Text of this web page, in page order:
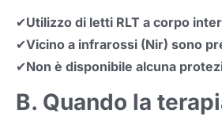
✔Utilizzo di letti RLT a corpo
✔Vicino a infrarossi (Nir) sono
✔Non è disponibile alcuna
B. Quando la